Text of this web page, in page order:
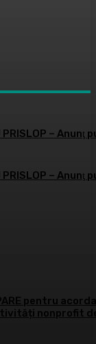
PRISLOP – Anunţ
PRISLOP – Anunţ
pentru
nonprofit